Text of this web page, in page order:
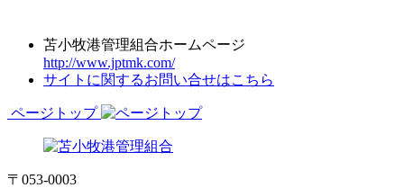
苫小牧港管理組合ホームページ
http://www.jptmk.com/
サイトに関するお問い合せはこちら
ページトップ
〒053-0003